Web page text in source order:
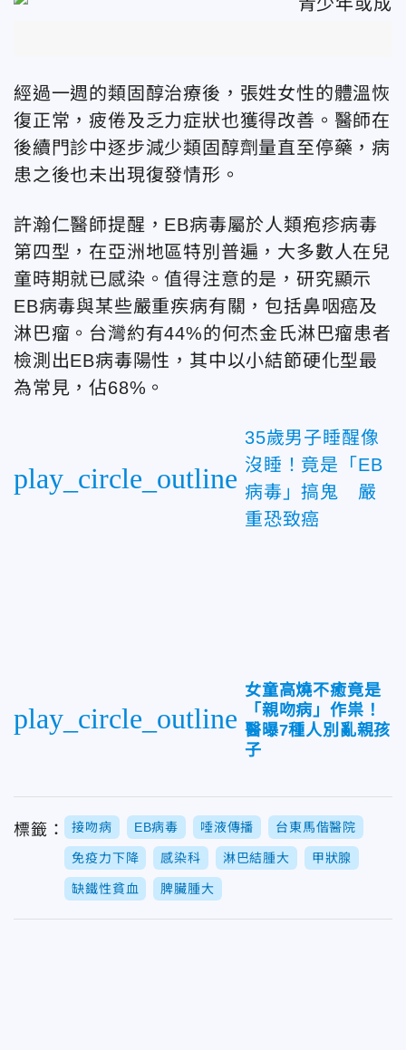
經過一週的類固醇治療後，張姓女性的體溫恢
復正常，疲倦及乏力症狀也獲得改善。醫師在
後續門診中逐步減少類固醇劑量直至停藥，病
患之後也未出現復發情形。
許瀚仁醫師提醒， EB病毒屬於人類疱疹病毒
第四型，在亞洲地區特別普遍，大多數人在兒
童時期就已感染。值得注意的是，研究顯示
EB病毒與某些嚴重疾病有關，包括鼻咽癌及
淋巴瘤。台灣約有44%的何杰金氏淋巴瘤患者
檢測出EB病毒陽性，其中以小結節硬化型最
為常見，佔68%。
play_circle_outline
35歲男子睡醒像
沒睡！竟是「EB
病毒」搞鬼 嚴
重恐致癌
play_circle_outline
女童高燒不癒竟是
「親吻病」作祟！
醫曝7種人別亂親孩
子
標籤： 接吻病 EB病毒 唾液傳播 台東馬偕醫院
免疫力下降 感染科 淋巴結腫大 甲狀腺
缺鐵性貧血 脾臟腫大